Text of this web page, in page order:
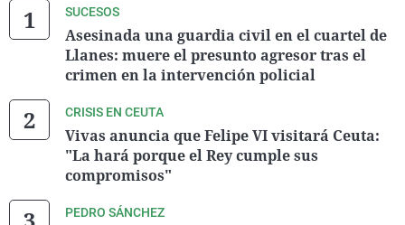
SUCESOS
Asesinada una guardia civil en el cuartel de
Llanes: muere el presunto agresor tras el
crimen en la intervención policial
CRISIS EN CEUTA
Vivas anuncia que Felipe VI visitará Ceuta:
"La hará porque el Rey cumple sus
compromisos"
PEDRO SÁNCHEZ